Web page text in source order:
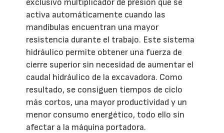
exclusivo multiplicador de presión que se
activa automáticamente cuando las
mandíbulas encuentran una mayor
resistencia durante el trabajo. Este sistema
hidráulico permite obtener una fuerza de
cierre superior sin necesidad de aumentar el
caudal hidráulico de la excavadora. Como
resultado, se consiguen tiempos de ciclo
más cortos, una mayor productividad y un
menor consumo energético, todo ello sin
afectar a la máquina portadora.